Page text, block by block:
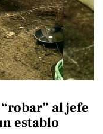
al jefe
establo